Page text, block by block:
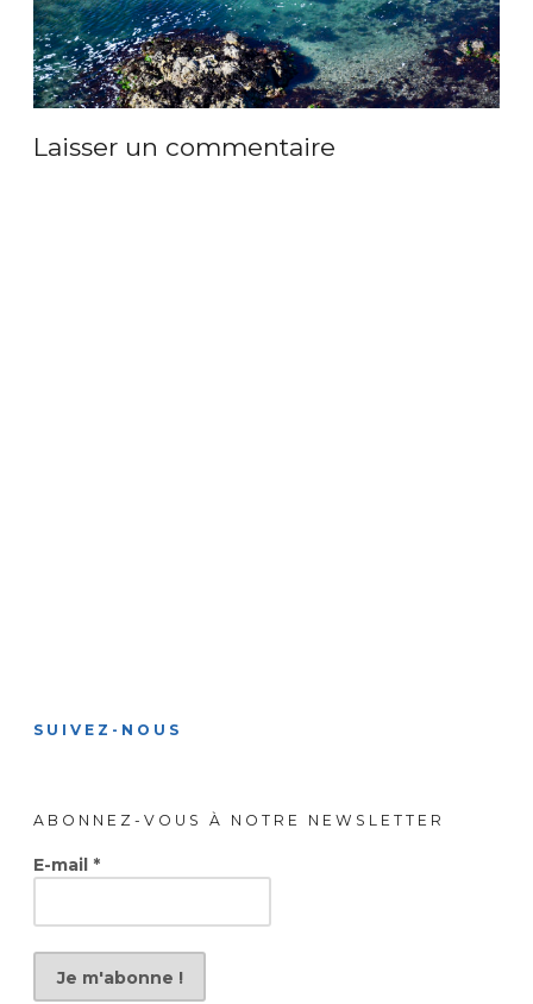
Laisser un commentaire
SUIVEZ-NOUS
ABONNEZ-VOUS À NOTRE NEWSLETTER
E-mail *